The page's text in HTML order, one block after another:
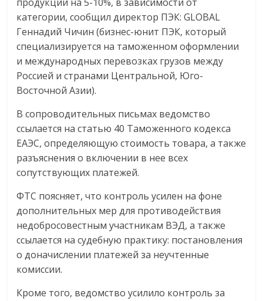
категории, сообщил директор ПЭК: GLOBAL
Геннадий Чичин (бизнес-юнит ПЭК, который
специализируется на таможенном оформлении
и международных перевозках грузов между
Россией и странами Центральной, Юго-
Восточной Азии).
В сопроводительных письмах ведомство
ссылается на статью 40 Таможенного кодекса
ЕАЭС, определяющую стоимость товара, а также
разъяснения о включении в нее всех
сопутствующих платежей.
ФТС поясняет, что контроль усилен на фоне
дополнительных мер для противодействия
недобросовестным участникам ВЭД, а также
ссылается на судебную практику: постановления
о доначислении платежей за неучтенные
комиссии.
Кроме того, ведомство усилило контроль за